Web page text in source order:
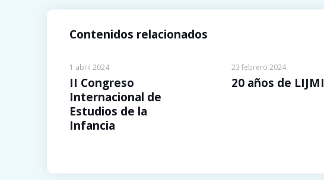
Contenidos relacionados
1 abril 2024
II Congreso
Internacional de
Estudios de la
Infancia
23 febrero 2024
20 años de LIJMI